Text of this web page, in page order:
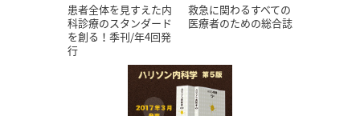
患者全体を見すえた内
科診療のスタンダード
を創る！季刊/年4回発
行
救急に関わるすべての
医療者のための総合誌